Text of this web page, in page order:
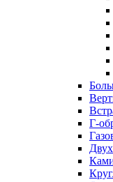
Г-